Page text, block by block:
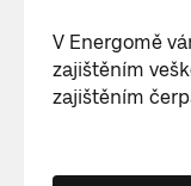
V Energomě
zajištěním
zajištěním